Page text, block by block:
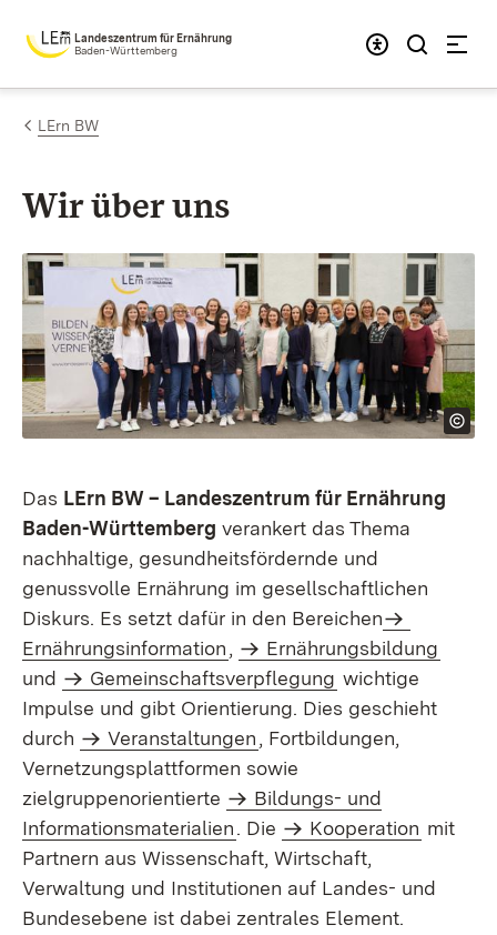
Zum Inhalt springen
Landeszentrum für Ernährung
Baden-Württemberg
LErn BW
Wir über uns
Das LErn BW – Landeszentrum für Ernährung
Baden-Württemberg verankert das Thema
nachhaltige, gesundheitsfördernde und
genussvolle Ernährung im gesellschaftlichen
Diskurs. Es setzt dafür in den Bereichen
Ernährungsinformation,
Ernährungsbildung
und
Gemeinschaftsverpflegung wichtige
Impulse und gibt Orientierung. Dies geschieht
durch
Veranstaltungen, Fortbildungen,
Vernetzungsplattformen sowie
zielgruppenorientierte
Bildungs- und
Informationsmaterialien. Die Kooperation mit
Partnern aus Wissenschaft, Wirtschaft,
Verwaltung und Institutionen auf Landes- und
Bundesebene ist dabei zentrales Element.